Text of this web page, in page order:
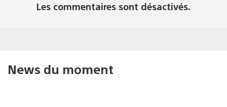
Les commentaires sont désactivés.
News du moment